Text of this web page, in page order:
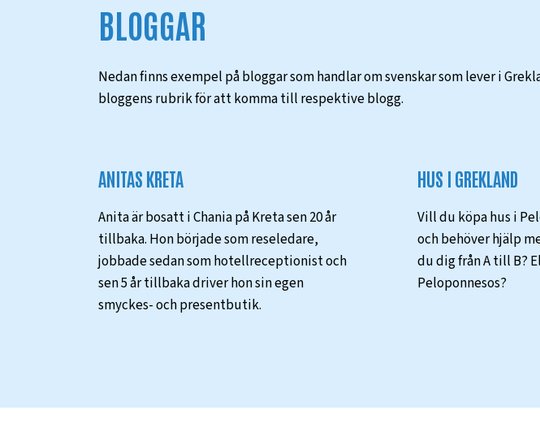
BLOGGAR
Nedan finns exempel på bloggar som handlar om svenskar som lever i
bloggens rubrik för att komma till respektive blogg.
ANITAS KRETA
Anita är bosatt i Chania på Kreta sen 20 år
tillbaka. Hon började som reseledare,
jobbade sedan som hotellreceptionist och
sen 5 år tillbaka driver hon sin egen
smyckes- och presentbutik.
HUS I GREKLAND
Vill du köpa hus i
och behöver hjälp
du dig från A till B?
Peloponnesos?